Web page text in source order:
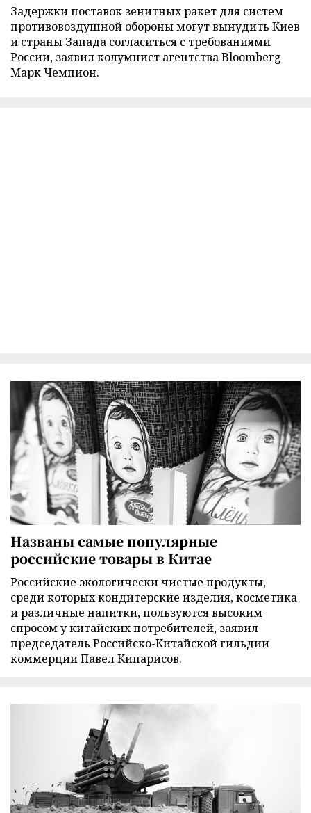
Задержки поставок зенитных ракет для систем
противовоздушной обороны могут вынудить Киев
и страны Запада согласиться с требованиями
России, заявил колумнист агентства Bloomberg
Марк Чемпион.
Названы самые популярные
российские товары в Китае
Российские экологически чистые продукты,
среди которых кондитерские изделия, косметика
и различные напитки, пользуются высоким
спросом у китайских потребителей, заявил
председатель Российско-Китайской гильдии
коммерции Павел Кипарисов.